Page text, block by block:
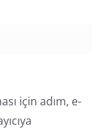
için adım, e-